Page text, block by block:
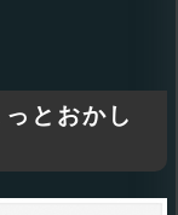
とおかし